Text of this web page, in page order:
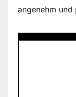
angenehm